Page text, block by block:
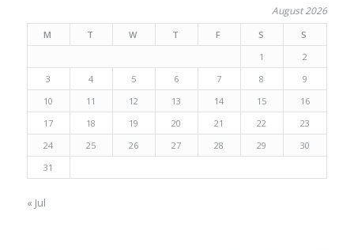
August 2026
M T W T F S
S
1
2
3
4 5 6 7 8
9
10
11 12 13 14 15
16
17
18 19 20 21 22
23
24
25 26 27 28 29
30
31
« Jul